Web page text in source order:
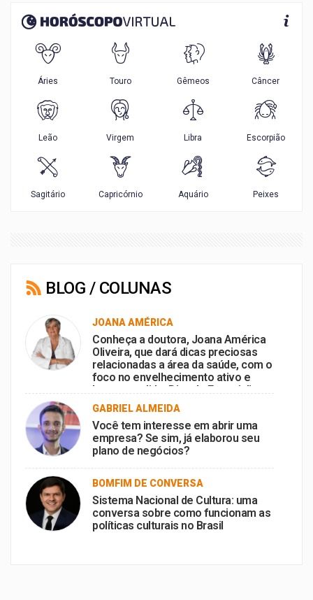
BLOG / COLUNAS
JOANA AMÉRICA
Conheça a doutora, Joana América
Oliveira, que dará dicas preciosas
relacionadas a área da saúde, com o
foco no envelhecimento ativo e
bem-sucedido, Dica de Especialista
no portal BomFm.
GABRIEL ALMEIDA
Você tem interesse em abrir uma
empresa? Se sim, já elaborou seu
plano de negócios?
BOMFIM DE CONVERSA
Sistema Nacional de Cultura: uma
conversa sobre como funcionam as
políticas culturais no Brasil